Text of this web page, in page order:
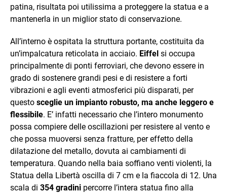
patina, risultata poi utilissima a proteggere la statua e a
mantenerla in un miglior stato di conservazione.
All’interno è ospitata la struttura portante, costituita da
un’impalcatura reticolata in acciaio. Eiffel si occupa
principalmente di ponti ferroviari, che devono essere in
grado di sostenere grandi pesi e di resistere a forti
vibrazioni e agli eventi atmosferici più disparati, per
questo sceglie un impianto robusto, ma anche leggero e
flessibile. E’ infatti necessario che l’intero monumento
possa compiere delle oscillazioni per resistere al vento e
che possa muoversi senza fratture, per effetto della
dilatazione del metallo, dovuta ai cambiamenti di
temperatura. Quando nella baia soffiano venti violenti, la
Statua della Libertà oscilla di 7 cm e la fiaccola di 12. Una
scala di 354 gradini percorre l’intera statua fino alla